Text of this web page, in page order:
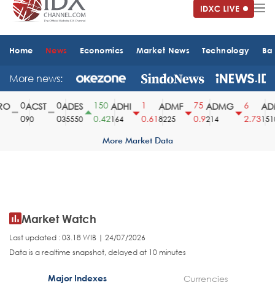
Home News Economics Market News Technology
More news:
ACST
90
ADES
35550
150
0.42
ADHI
164
0.61
ADMF
8225
75
0.9
ADMG
214
2.731510
More Market Data
Market Watch
Last updated : 03.18 WIB | 24/07/2026
Data is a realtime snapshot, delayed at 10 minutes
Major Indexes Currencies